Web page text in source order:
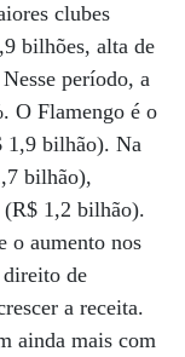
clubes
bilhões, alta de
período, a
O Flamengo é o
1,9 bilhão). Na
bilhão),
(R$ 1,2 bilhão).
o aumento nos
direito de
a receita.
ainda mais com